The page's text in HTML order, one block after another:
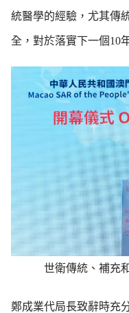
統醫學的經驗，尤其傳
全，對於落實下一個10
世衛傳統、補充
鄭成業代局長致辭時充